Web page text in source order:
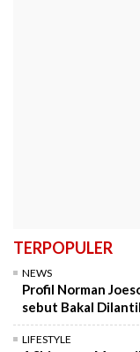
TERPOPULER
NEWS
Profil Norman
sebut Bakal
LIFESTYLE